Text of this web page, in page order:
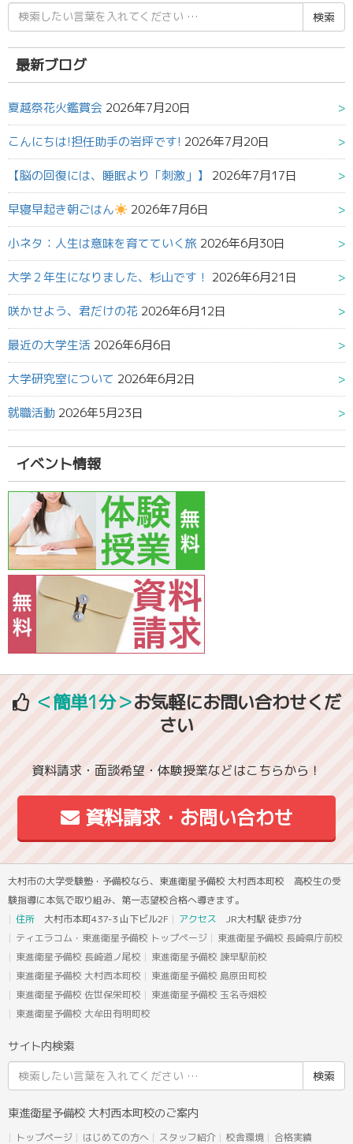
検
索
結
果:
最新ブログ
夏越祭花火鑑賞会 2026年7月20日
こんにちは!担任助手の岩坪です! 2026年7月20日
【脳の回復には、睡眠より「刺激」】 2026年7月17日
早寝早起き朝ごはん 2026年7月6日
小ネタ：人生は意味を育てていく旅 2026年6月30日
大学２年生になりました、杉山です！ 2026年6月21日
咲かせよう、君だけの花 2026年6月12日
最近の大学生活 2026年6月6日
大学研究室について 2026年6月2日
就職活動 2026年5月23日
イベント情報
＜簡単1分＞お気軽にお問い合わせくだ
さい
資料請求・面談希望・体験授業などはこちらから！
資料請求・お問い合わせ
大村市の大学受験塾・予備校なら、東進衛星予備校 大村西本町校 高校生の受
験指導に本気で取り組み、第一志望校合格へ導きます。
住所 大村市本町437-3 山下ビル2F アクセス JR大村駅 徒歩7分
ティエラコム・東進衛星予備校 トップページ
東進衛星予備校 長崎県庁前校
東進衛星予備校 長崎道ノ尾校
東進衛星予備校 諫早駅前校
東進衛星予備校 大村西本町校
東進衛星予備校 島原田町校
東進衛星予備校 佐世保栄町校
東進衛星予備校 玉名寺畑校
東進衛星予備校 大牟田有明町校
サイト内検索
索
結
東進衛星予備校 大村西本町校のご案内
トップページ はじめての方へ スタッフ紹介 校舎環境 合格実績